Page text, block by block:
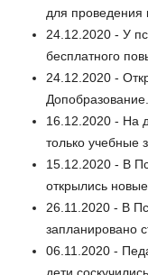
для проведения
24.12.2020 - У
бесплатного
24.12.2020 -
16.12.2020 - На
только учебные
15.12.2020 - В
открылись
26.11.2020 - В
запланировано
06.11.2020 -